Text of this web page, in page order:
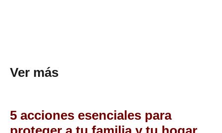
Ver más
5 acciones esenciales para